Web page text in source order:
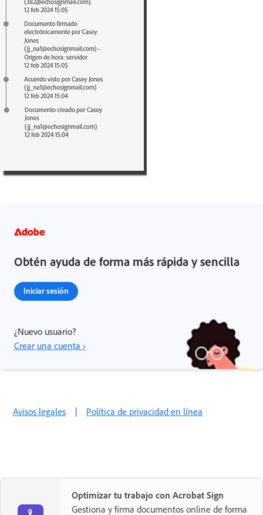
Obtén ayuda de forma más rápida y sencilla
Iniciar sesión
¿Nuevo usuario?
Crear una cuenta ›
Avisos legales | Política de privacidad en línea
Optimizar tu trabajo con Acrobat Sign
Gestiona y firma documentos online de forma